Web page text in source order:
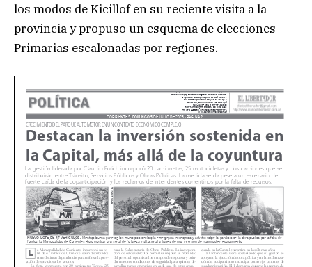
los modos de Kicillof en su reciente visita a la
provincia y propuso un esquema de elecciones
Primarias escalonadas por regiones.